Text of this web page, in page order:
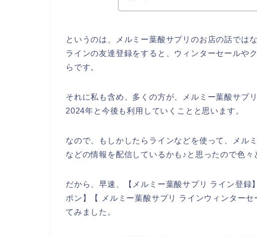
というのは、メルミー葉酸サプリのお店の話では
ラインの友達登録をすると、ウィンターセールや
らです。
それに私も含め、多くの方が、メルミー葉酸サプ
2024年と今後も利用していくことと思います。
なので、もしかしたらラインなどを使って、メル
などの情報を配信しているかも♪と思ったので色々
だから、早速、【メルミー葉酸サプリ ライン登録
ポン】【 メルミー葉酸サプリ ラインウィンター
てみました。